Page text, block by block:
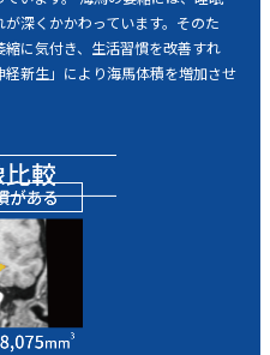
深くかかわっています。そのた
に気付き、生活習慣を改善すれ
新生」により海馬体積を増加させ